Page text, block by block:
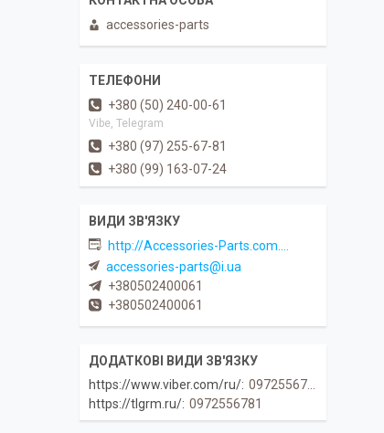
accessories-parts
+380 (50) 240-00-61
Vibe, Telegram
+380 (97) 255-67-81
+380 (99) 163-07-24
http://Accessories-Parts.com.ua
accessories-parts@i.ua
+380502400061
+380502400061
https://www.viber.com/ru/ 0972556781
https://tlgrm.ru/ 0972556781